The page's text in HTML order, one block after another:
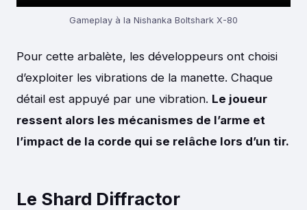
Gameplay à la Nishanka Boltshark X-80
Pour cette arbalète, les développeurs ont choisi
d’exploiter les vibrations de la manette. Chaque
détail est appuyé par une vibration. Le joueur
ressent alors les mécanismes de l’arme et
l’impact de la corde qui se relâche lors d’un tir.
Le Shard Diffractor